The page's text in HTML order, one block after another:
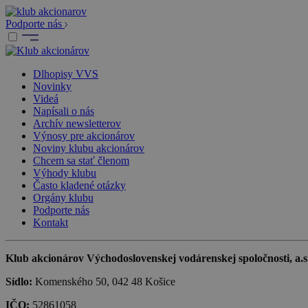
Podporte nás
Dlhopisy VVS
Novinky
Videá
Napísali o nás
Archív newsletterov
Výnosy pre akcionárov
Noviny klubu akcionárov
Chcem sa stať členom
Výhody klubu
Často kladené otázky
Orgány klubu
Podporte nás
Kontakt
Klub akcionárov Východoslovenskej vodárenskej spoločnosti,
Sídlo: Komenského 50, 042 48 Košice
IČO: 52861058